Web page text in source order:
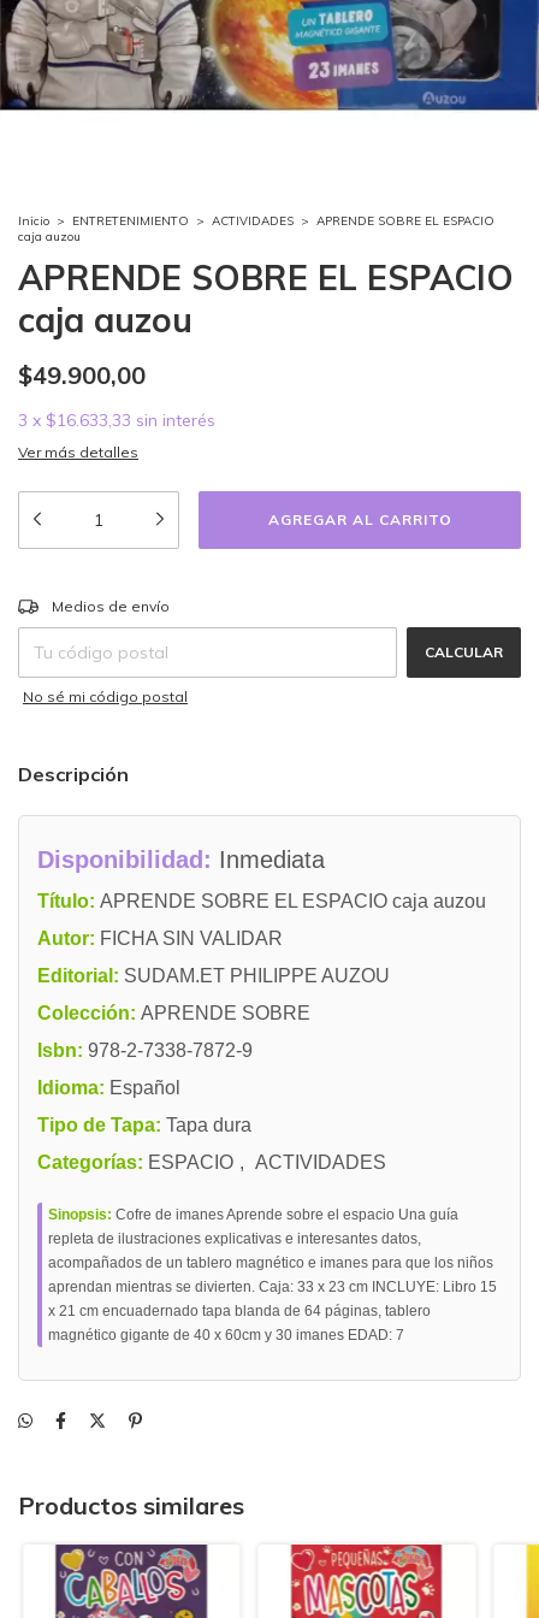
Inicio > ENTRETENIMIENTO > ACTIVIDADES > APRENDE SOBRE EL ESPACIO
caja auzou
APRENDE SOBRE EL ESPACIO
caja auzou
$49.900,00
3 x $16.633,33 sin interés
Ver más detalles
Entregas para el CP:
Medios de envío
CALCULAR
No sé mi código postal
Descripción
Disponibilidad: Inmediata
Título: APRENDE SOBRE EL ESPACIO caja auzou
Autor: FICHA SIN VALIDAR
Editorial: SUDAM.ET PHILIPPE AUZOU
Colección: APRENDE SOBRE
Isbn: 978-2-7338-7872-9
Idioma: Español
Tipo de Tapa: Tapa dura
Categorías: ESPACIO , ACTIVIDADES
Sinopsis: Cofre de imanes Aprende sobre el espacio Una guía
repleta de ilustraciones explicativas e interesantes datos,
acompañados de un tablero magnético e imanes para que los niños
aprendan mientras se divierten. Caja: 33 x 23 cm INCLUYE: Libro 15
x 21 cm encuadernado tapa blanda de 64 páginas, tablero
magnético gigante de 40 x 60cm y 30 imanes EDAD: 7
Productos similares